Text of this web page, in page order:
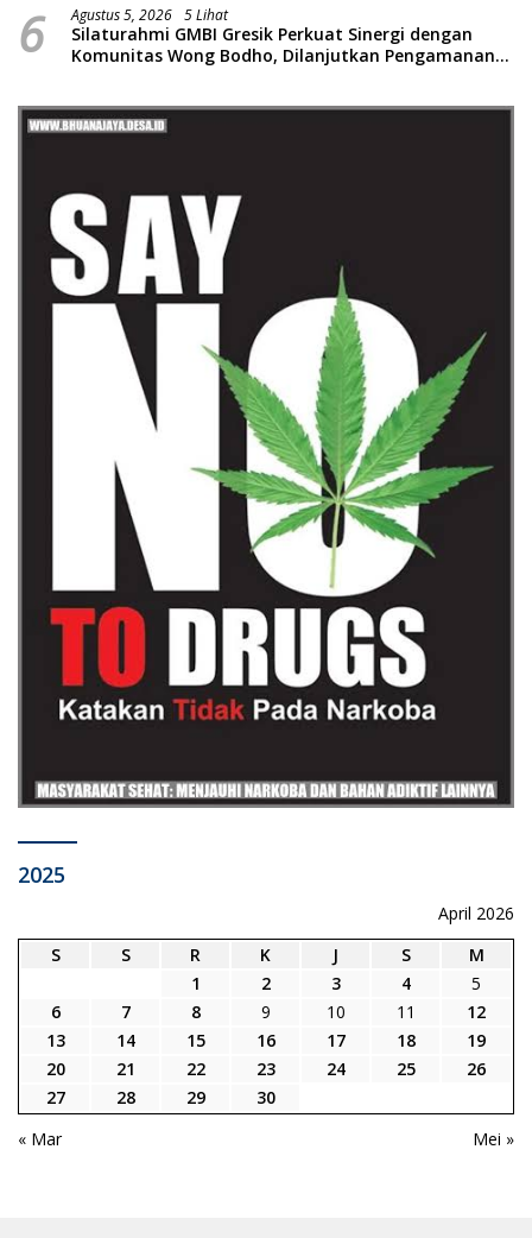
6 Agustus 5, 2026 5 Lihat
Silaturahmi GMBI Gresik Perkuat Sinergi dengan
Komunitas Wong Bodho, Dilanjutkan Pengamanan
2025
April 2026
S
S R K J S
M
1
2 3 4
5
6
7 8 9 10 11
12
13
14 15 16 17 18
19
20
21 22 23 24 25
26
27
28 29
30
« Mar
Mei »